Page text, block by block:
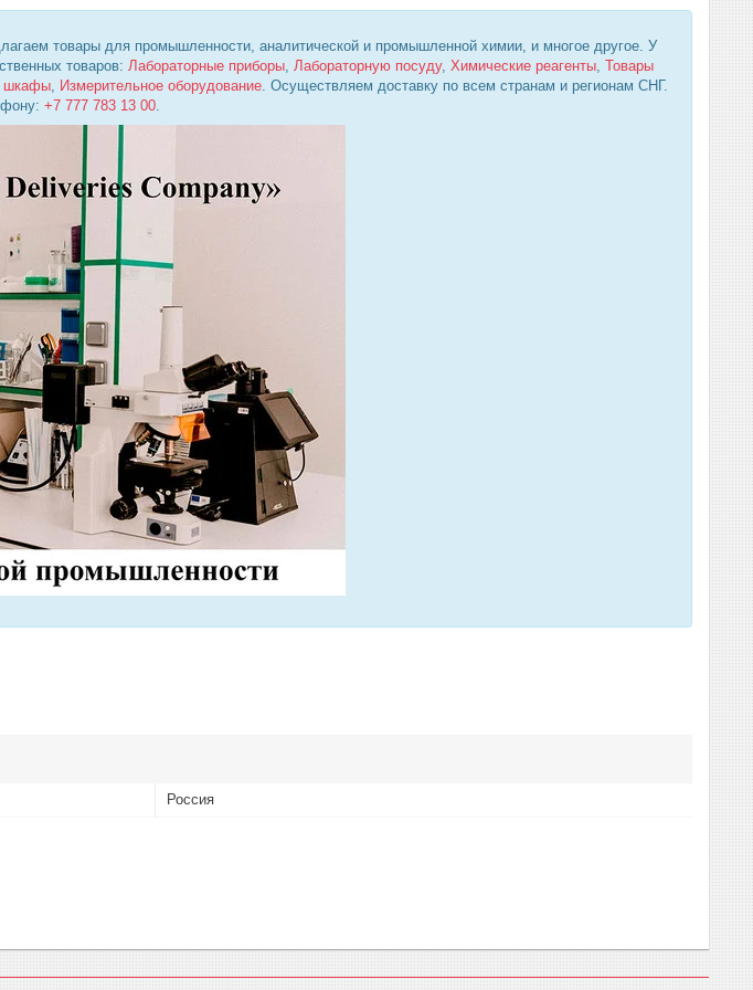
товары для промышленности, аналитической и промышленной химии, и многое другое. У
товаров: Лабораторные приборы, Лабораторную посуду, Химические реагенты, Товары
шкафы, Измерительное оборудование. Осуществляем доставку по всем странам и регионам СНГ.
+7 777 783 13 00.
Россия